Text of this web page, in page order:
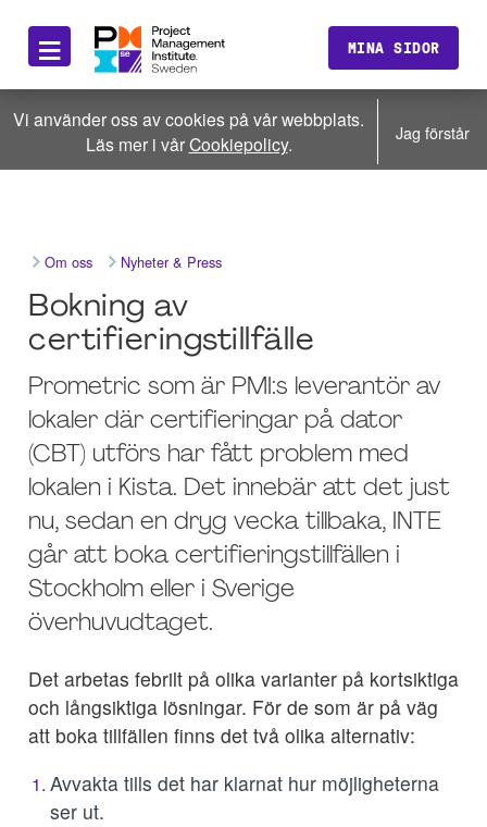
≡ MINA SIDOR
Vi använder oss av cookies på vår webbplats.
Läs mer i vårCookiepolicy. Jag förstår
Om oss Nyheter & Press
Bokning av
certifieringstillfälle
Prometric som är PMI:s leverantör av
lokaler där certifieringar på dator
(CBT) utförs har fått problem med
lokalen i Kista. Det innebär att det just
nu, sedan en dryg vecka tillbaka, INTE
går att boka certifieringstillfällen i
Stockholm eller i Sverige
överhuvudtaget.
Det arbetas febrilt på olika varianter på kortsiktiga
och långsiktiga lösningar. För de som är på väg
att boka tillfällen finns det två olika alternativ:
Avvakta tills det har klarnat hur möjligheterna
ser ut.